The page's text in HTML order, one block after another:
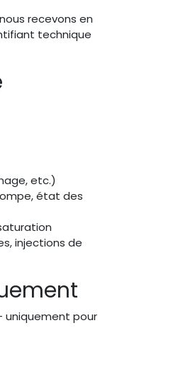
recevons en
technique
etc.)
état des
injections de
uniquement pour